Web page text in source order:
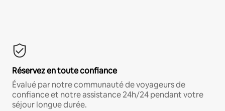
Réservez en toute confiance
Évalué par notre communauté de voyageurs de
confiance et notre assistance 24h/24 pendant votre
séjour longue durée.